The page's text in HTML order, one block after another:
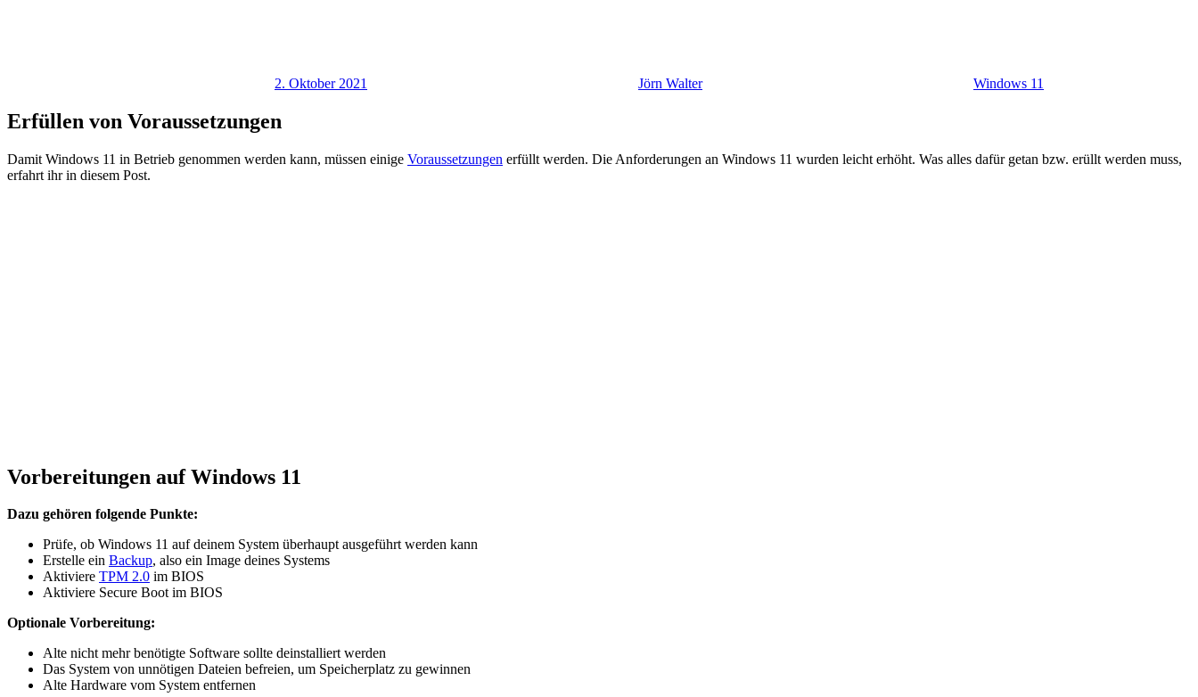
2. Oktober 2021 Jörn Walter Windows 11
Erfüllen von Voraussetzungen
Damit Windows 11 in Betrieb genommen werden kann, müssen einige Voraussetzungen erfüllt werden. Die Anforderungen an Windows 11 wurden leicht erhöht. Was alles dafür getan bzw. erüllt werden muss,
erfahrt ihr in diesem Post.
Vorbereitungen auf Windows 11
Dazu gehören folgende Punkte:
Prüfe, ob Windows 11 auf deinem System überhaupt ausgeführt werden kann
Erstelle ein Backup, also ein Image deines Systems
Aktiviere TPM 2.0 im BIOS
Aktiviere Secure Boot im BIOS
Optionale Vorbereitung:
Alte nicht mehr benötigte Software sollte deinstalliert werden
Das System von unnötigen Dateien befreien, um Speicherplatz zu gewinnen
Alte Hardware vom System entfernen